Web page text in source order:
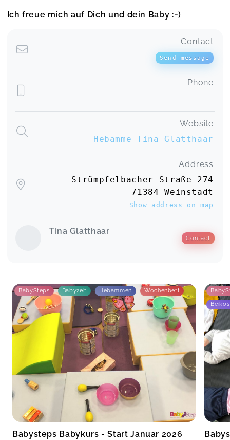
Ich freue mich auf Dich und dein Baby :-)
Contact
Send message
Phone
-
Website
Hebamme Tina Glatthaar
Address
Strümpfelbacher Straße 274
71384 Weinstadt
Show address on map
Tina Glatthaar
Contact
BabySteps Babyzeit Hebammen Wochenbett
Babysteps Babykurs - Start Januar 2026